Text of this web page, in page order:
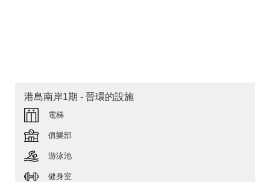
港島南岸1期 - 晉環的設施
電梯
俱樂部
游泳池
健身室